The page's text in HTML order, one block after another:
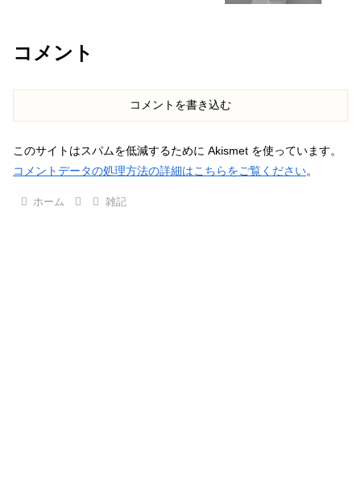
コメント
コメントを書き込む
このサイトはスパムを低減するために Akismet を使っています。
コメントデータの処理方法の詳細はこちらをご覧ください。
ホーム 雑記